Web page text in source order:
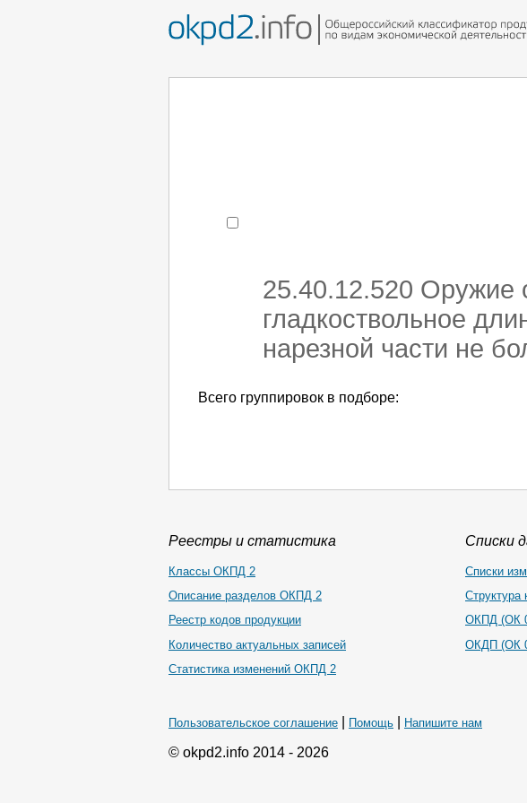
25.40.12.520 Оружие
гладкоствольное
нарезной части не
Всего группировок в подборе:
Реестры и статистика
Классы ОКПД 2
Описание разделов ОКПД 2
Реестр кодов продукции
Количество актуальных записей
Статистика изменений ОКПД 2
Списки
Списки
Структура
ОКПД (ОК
ОКДП (ОК
Пользовательское соглашение Помощь Напишите нам
© okpd2.info 2014 - 2026